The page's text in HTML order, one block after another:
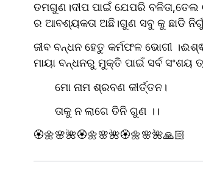
ତମଗୁଣ।ଦୀପ ପାଇଁ ଯେପରି ବଳିତା,ତେଲ
ର ଆବଶ୍ୟକତା ଅଛି।ଗୁଣ ସବୁ କୁ ଛାଡି
ଜୀବ ବନ୍ଧନ ହେତୁ କର୍ମଫଳ ଭୋଗୀ
ମାୟା ବନ୍ଧନରୁ ମୁକ୍ତି ପାଇଁ ସର୍ବ
ମୋ ନାମ ଶ୍ରବଣ କୀର୍ତ୍ତନ।
ତାକୁ ନ ଲାଗେ ତିନି ଗୁଣ ।।
🏵️🌼🌸🌺🏵️🌼🌸🌺🏵️🌼🌸🌺🙏🏻